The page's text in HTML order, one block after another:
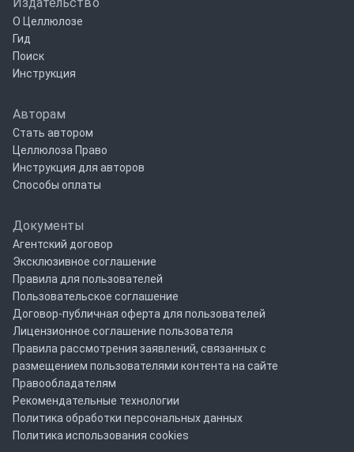
О Целлюлозе
Гид
Поиск
Инструкция
Авторам
Стать автором
Целлюлоза Право
Инструкция для авторов
Способы оплаты
Документы
Агентский договор
Эксклюзивное соглашение
Правила для пользователей
Пользовательское соглашение
Договор-публичная оферта для пользователей
Лицензионное соглашение пользователя
Правила рассмотрения заявлений, связанных с
размещением пользователями контента на сайте
Правообладателям
Рекомендательные технологии
Политика обработки персональных данных
Политика использования cookies